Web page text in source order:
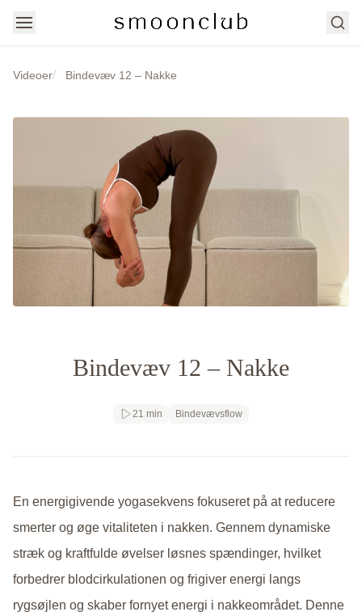
Søg
Videoer/ Bindevæv 12 – Nakke
Få adgang
Bindevæv 12 – Nakke
21 min Bindevævsflow
En energigivende yogasekvens fokuseret på at reducere
smerter og øge vitaliteten i nakken. Gennem dynamiske
stræk og kraftfulde øvelser løsnes spændinger, hvilket
forbedrer blodcirkulationen og frigiver energi langs
rygsøjlen og skaber fornyet energi i nakkeområdet. Denne